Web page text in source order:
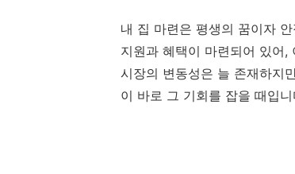
내 집 마련은 평생의 꿈이자
지원과 혜택이 마련되어 있어
시장의 변동성은 늘 존재하지
이 바로 그 기회를 잡을 때입니